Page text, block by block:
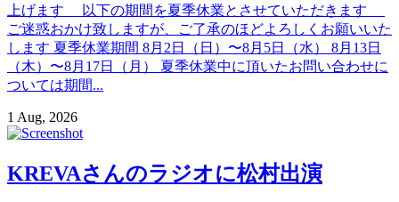
上げます 以下の期間を夏季休業とさせていただきます
ご迷惑おかけ致しますが、ご了承のほどよろしくお願いいた
します 夏季休業期間 8月2日（日）〜8月5日（水） 8月13日
（木）〜8月17日（月） 夏季休業中に頂いたお問い合わせに
ついては期間...
1 Aug, 2026
KREVAさんのラジオに松村出演